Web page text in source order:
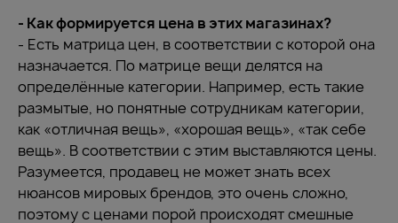
- Как формируется цена в этих магазинах?
- Есть матрица цен, в соответствии с которой она
назначается. По матрице вещи делятся на
определённые категории. Например, есть такие
размытые, но понятные сотрудникам категории,
как «отличная вещь», «хорошая вещь», «так себе
вещь». В соответствии с этим выставляются цены.
Разумеется, продавец не может знать всех
нюансов мировых брендов, это очень сложно,
поэтому с ценами порой происходят смешные